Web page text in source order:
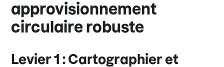
approvisionnement
circulaire robuste
Levier 1 : Cartographier et